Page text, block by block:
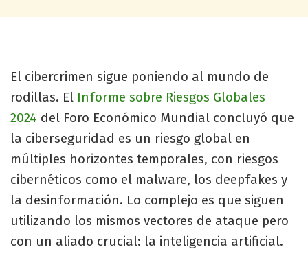
El cibercrimen sigue poniendo al mundo de
rodillas. El Informe sobre Riesgos Globales
2024 del Foro Económico Mundial concluyó que
la ciberseguridad es un riesgo global en
múltiples horizontes temporales, con riesgos
cibernéticos como el malware, los deepfakes y
la desinformación. Lo complejo es que siguen
utilizando los mismos vectores de ataque pero
con un aliado crucial: la inteligencia artificial.